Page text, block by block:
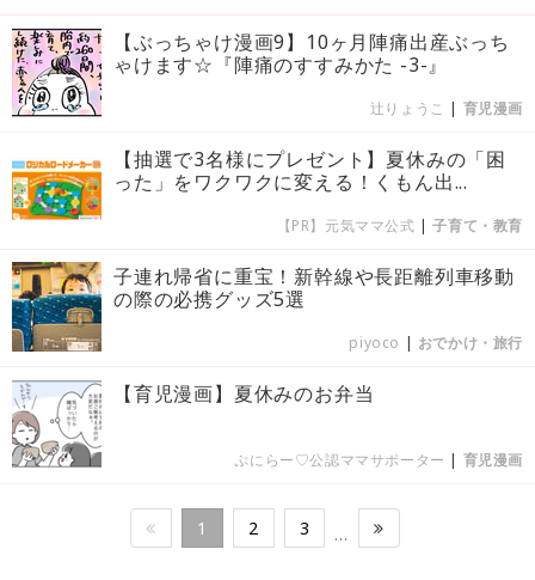
【ぶっちゃけ漫画9】10ヶ月陣痛出産ぶっち
ゃけます☆『陣痛のすすみかた -3-』
辻りょうこ | 育児漫画
【抽選で3名様にプレゼント】夏休みの「困
った」をワクワクに変える！くもん出...
【PR】元気ママ公式 |子育て・教育
子連れ帰省に重宝！新幹線や長距離列車移動
の際の必携グッズ5選
piyoco | おでかけ・旅行
【育児漫画】夏休みのお弁当
ぷにらー♡公認ママサポーター | 育児漫画
1 2 3 …